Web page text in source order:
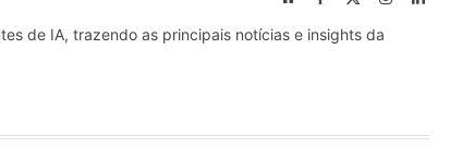
de IA, trazendo as principais notícias e insights da